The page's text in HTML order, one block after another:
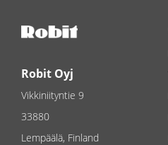
Robit Oyj
Vikkiniityntie 9
33880
Lempäälä, Finland